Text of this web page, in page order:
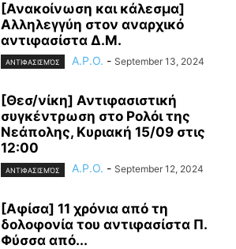
[Ανακοίνωση και κάλεσμα]
Αλληλεγγύη στον αναρχικό
αντιφασίστα Δ.Μ.
ΑΝΤΙΦΑΣΙΣΜΌΣ A.P.O. - September 13, 2024
[Θεσ/νίκη] Αντιφασιστική
συγκέντρωση στο Ρολόι της
Νεάπολης, Κυριακή 15/09 στις
12:00
ΑΝΤΙΦΑΣΙΣΜΌΣ A.P.O. - September 12, 2024
[Αφίσα] 11 χρόνια από τη
δολοφονία του αντιφασίστα Π.
Φύσσα από...